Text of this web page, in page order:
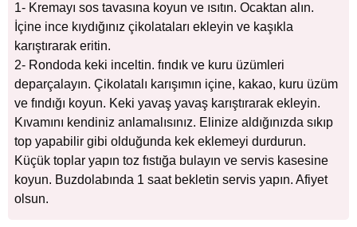
1- Kremayı sos tavasına koyun ve ısıtın. Ocaktan alın.
İçine ince kıydığınız çikolataları ekleyin ve kaşıkla
karıştırarak eritin.
2- Rondoda keki inceltin. fındık ve kuru üzümleri
deparçalayın. Çikolatalı karışımın içine, kakao, kuru üzüm
ve fındığı koyun. Keki yavaş yavaş karıştırarak ekleyin.
Kıvamını kendiniz anlamalısınız. Elinize aldığınızda sıkıp
top yapabilir gibi olduğunda kek eklemeyi durdurun.
Küçük toplar yapın toz fıstığa bulayın ve servis kasesine
koyun. Buzdolabında 1 saat bekletin servis yapın. Afiyet
olsun.